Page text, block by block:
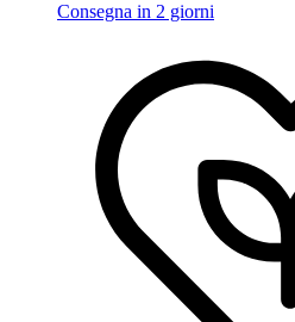
Consegna in 2 giorni